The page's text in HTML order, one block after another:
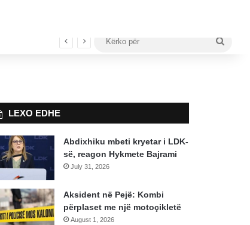
LEXO EDHE
Abdixhiku mbeti kryetar i LDK-
së, reagon Hykmete Bajrami
July 31, 2026
Aksident në Pejë: Kombi
përplaset me një motoçikletë
August 1, 2026